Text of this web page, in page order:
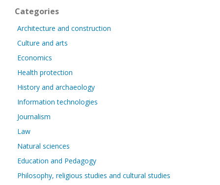
Categories
Architecture and construction
Culture and arts
Economics
Health protection
History and archaeology
Information technologies
Journalism
Law
Natural sciences
Education and Pedagogy
Philosophy, religious studies and cultural studies